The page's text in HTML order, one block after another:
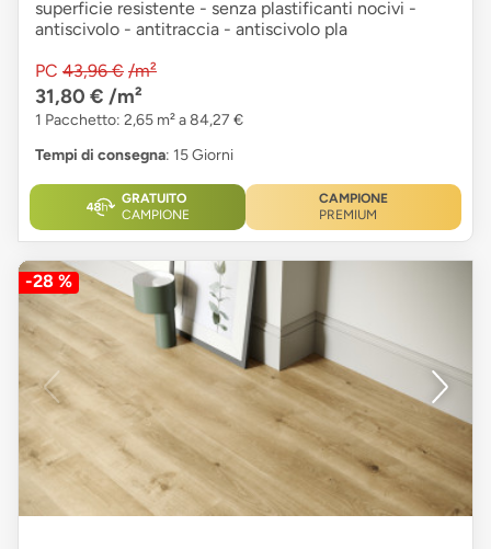
superficie resistente - senza plastificanti nocivi -
antiscivolo - antitraccia - antiscivolo pla
PC 43,96 € /m²
31,80 € /m²
1 Pacchetto: 2,65 m² a 84,27 €
Tempi di consegna: 15 Giorni
GRATUITO
CAMPIONE
CAMPIONE
PREMIUM
-28 %